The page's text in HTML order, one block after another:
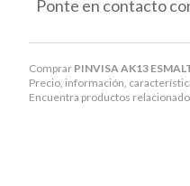
Comprar PINVISA AK13
Precio, información,
Encuentra productos
Ponte en contacto